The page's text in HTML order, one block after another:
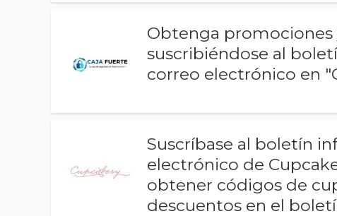
Obtenga promociones
suscribiéndose al
correo electrónico en
Suscríbase al boletín
electrónico de
obtener códigos de
descuentos en el